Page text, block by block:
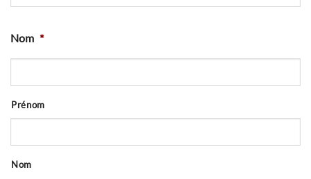
Nom *
Prénom
Nom